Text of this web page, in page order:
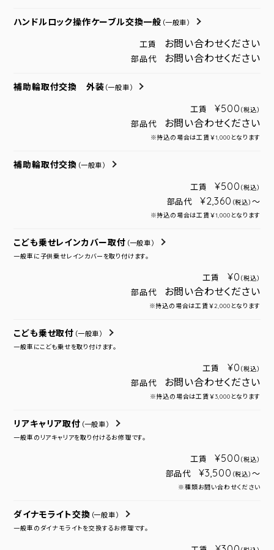
ハンドルロック操作ケーブル交換一般 （一般車）
工賃 お問い合わせください
部品代 お問い合わせください
補助輪取付交換 外装 （一般車）
工賃 ¥500 （税込）
部品代 お問い合わせください
※持込の場合は工賃￥1,000となります
補助輪取付交換 （一般車）
工賃 ¥500 （税込）
部品代 ¥2,360 （税込） ～
※持込の場合は工賃￥1,000となります
こども乗せレインカバー取付 （一般車）
一般車に子供乗せレインカバーを取り付けます。
工賃 ¥0 （税込）
部品代 お問い合わせください
※持込の場合は工賃￥2,000となります
こども乗せ取付 （一般車）
一般車にこども乗せを取り付けます。
工賃 ¥0 （税込）
部品代 お問い合わせください
※持込の場合は工賃￥3,000となります
リアキャリア取付 （一般車）
一般車のリアキャリアを取り付けるお修理です。
工賃 ¥500 （税込）
部品代 ¥3,500 （税込） ～
※種類お問い合わせください
ダイナモライト交換 （一般車）
一般車のダイナモライトを交換するお修理です。